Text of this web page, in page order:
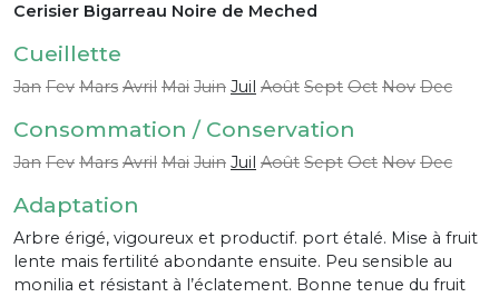
Cerisier Bigarreau Noire de Meched
Cueillette
Jan Fev Mars Avril Mai Juin Juil Août Sept Oct Nov Dec
Consommation / Conservation
Jan Fev Mars Avril Mai Juin Juil Août Sept Oct Nov Dec
Adaptation
Arbre érigé, vigoureux et productif. port étalé. Mise à fruit
lente mais fertilité abondante ensuite. Peu sensible au
monilia et résistant à l’éclatement. Bonne tenue du fruit